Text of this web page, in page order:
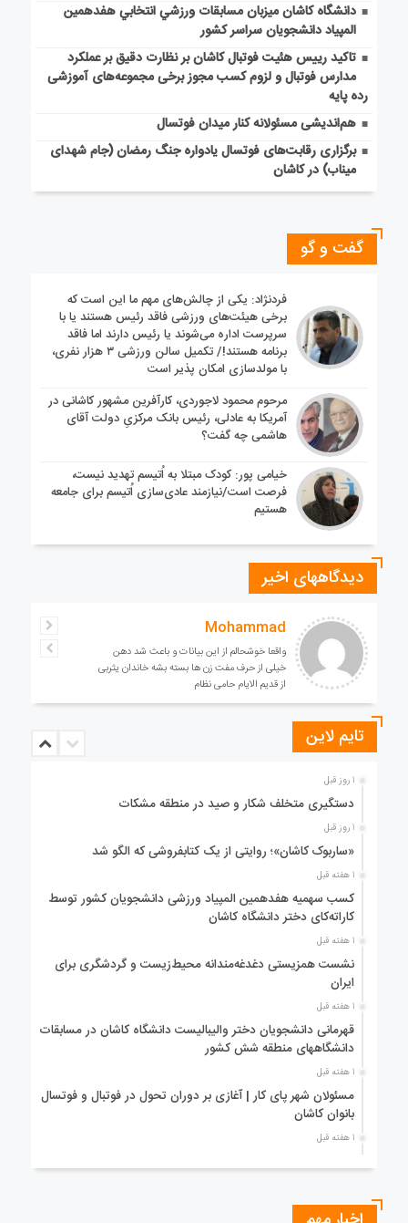
دانشگاه كاشان ميزبان مسابقات ورزشي انتخابي هفدهمين
المپياد دانشجويان سراسر كشور
تاکید رییس هئیت فوتبال کاشان بر نظارت دقیق بر عملکرد
مدارس فوتبال و لزوم کسب مجوز برخی مجموعه‌های آموزشی
رده پایه
هم‌اندیشی مسئولانه کنار میدان فوتسال
برگزاری رقابت‌های فوتسال یادواره جنگ رمضان (جام شهدای
میناب) در کاشان
گفت و گو
فردنژاد: یکی از چالش‌های مهم ما این است که
برخی هیئت‌های ورزشی فاقد رئیس هستند یا با
سرپرست اداره می‌شوند یا رئیس دارند اما فاقد
برنامه هستند!/ تکمیل سالن ورزشی ۳ هزار نفری،
با مولدسازی امکان پذیر است
مرحوم محمود لاجوردی، کارآفرین مشهور کاشانی در
آمریکا به عادلی، رئیس بانک مرکزیِ دولت آقای
هاشمی چه گفت؟
خیامی پور: کودک مبتلا به اُتیسم تهدید نیست،
فرصت است/نیازمند عادی‌سازی اُتیسم برای جامعه
هستیم
دیدگاههای اخیر
Mohammad
واقعا خوشحالم از این بیانات و باعث شد دهن
خیلی از حرف مفت زن ها بسته بشه خاندان یثربی
از قدیم الایام حامی نظام
تایم لاین
1 روز قبل
دستگیری متخلف شکار و صید در منطقه مشکات
1 روز قبل
«ساربوک کاشان»؛ روایتی از یک کتابفروشی که الگو شد
1 هفته قبل
کسب سهمیه هفدهمین المپیاد ورزشی دانشجویان کشور توسط
کاراته‌کای دختر دانشگاه کاشان
1 هفته قبل
نشست همزیستی دغدغه‌مندانه محیط‌زیست و گردشگری برای
ایران
1 هفته قبل
قهرمانی دانشجویان دختر والیبالیست دانشگاه کاشان در مسابقات
دانشگاههای منطقه شش کشور
1 هفته قبل
مسئولان شهر پای کار | آغازی بر دوران تحول در فوتبال و فوتسال
بانوان کاشان
1 هفته قبل
2 هفته قبل